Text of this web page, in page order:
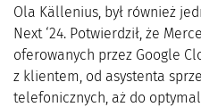
Ola Källenius, był również
Next ‘24. Potwierdził, że
oferowanych przez Google
z klientem, od asystenta
telefonicznych, aż do